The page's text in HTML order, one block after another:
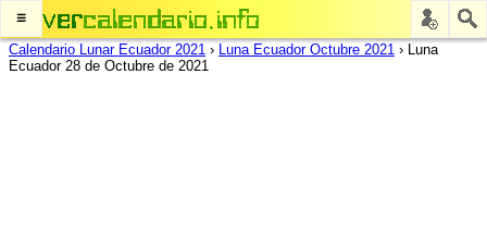
≡
Calendario Lunar Ecuador 2021 › Luna Ecuador Octubre 2021 › Luna
Ecuador 28 de Octubre de 2021